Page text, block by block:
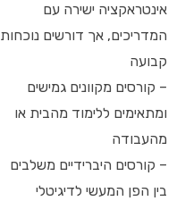
אינטראקציה ישירה עם
המדריכים, אך דורשים נוכחות
קבועה
– קורסים מקוונים גמישים
ומתאימים ללימוד מהבית או
מהעבודה
– קורסים היברידיים משלבים
בין הפן המעשי לדיגיטלי